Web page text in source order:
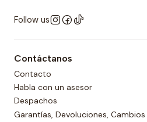
Follow us
Contáctanos
Contacto
Habla con un asesor
Despachos
Garantías, Devoluciones, Cambios